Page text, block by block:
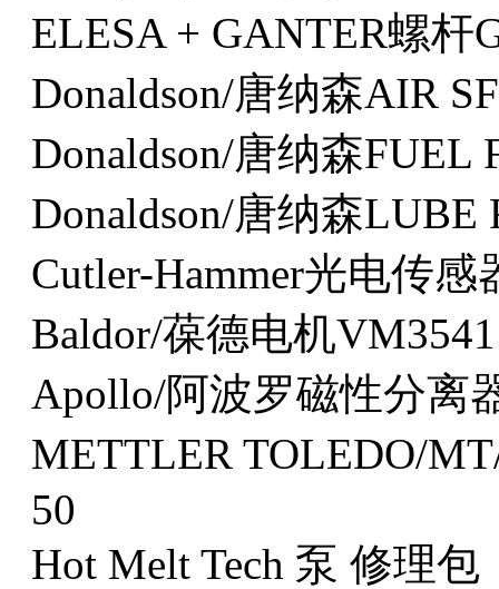
ELESA + GANTER螺杆
Donaldson/唐纳森AIR
Donaldson/唐纳森FUEL
Donaldson/唐纳森LUBE
Cutler-Hammer光电传感
Baldor/葆德电机VM3541
Apollo/阿波罗磁性分离
METTLER TOLEDO/
50
Hot Melt Tech 泵 修理包